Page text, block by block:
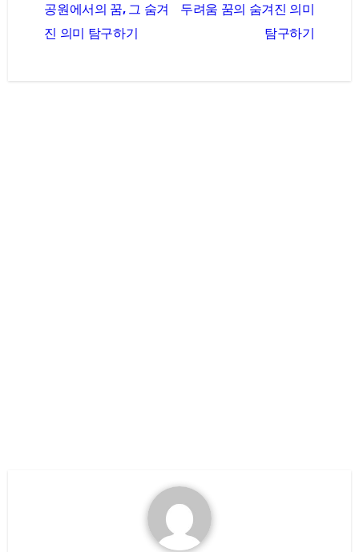
탐
공원에서의 꿈, 그 숨겨
진 의미 탐구하기
두려움 꿈의 숨겨진 의미
탐구하기